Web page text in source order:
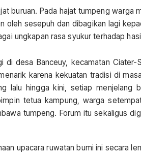
buruan. Pada hajat tumpeng warga
oleh sesepuh dan dibagikan lagi
ungkapan rasa syukur terhadap
di desa Banceuy, kecamatan Ciater-
karena kekuatan tradisi di
lalu hingga kini, setiap menjelang
tetua kampung, warga
tumpeng. Forum itu sekaligus
upacara ruwatan bumi ini secara